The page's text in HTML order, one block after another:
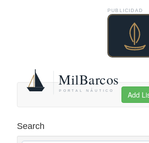
PUBLICIDAD
Add
Search